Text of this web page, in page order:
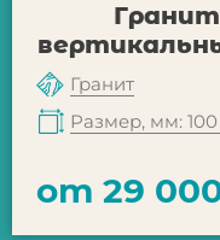
Гранит
Размер, мм: 100
от 29